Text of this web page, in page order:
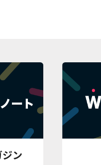
ン